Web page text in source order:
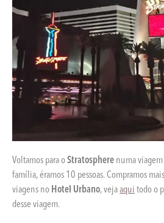
Voltamos para oStratosphere numa
família, éramos 10 pessoas. Compramos
viagens no Hotel Urbano, vejaaqui todo o
desse viagem.